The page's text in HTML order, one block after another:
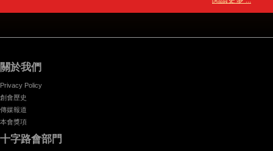
關於我們
Privacy Policy
創會歷史
傳媒報道
本會獎項
十字路會部門